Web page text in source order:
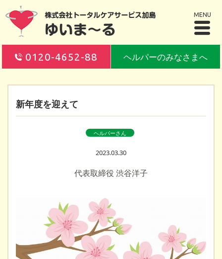
MENU
0120-4652-88 ヘルパーのみなさまへ
新年度を迎えて
ヘルパーさん
2023.03.30
代表取締役 渋谷洋子